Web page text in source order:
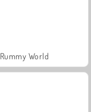
Rummy World